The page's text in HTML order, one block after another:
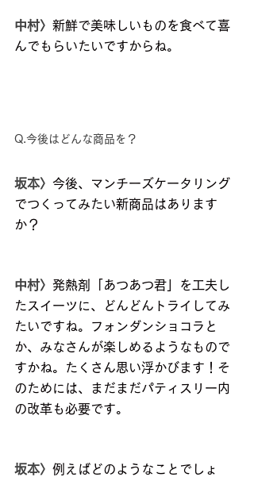
中村〉 新鮮で美味しいものを食べて喜
んでもらいたいですからね。
Q.今後はどんな商品を？
坂本〉 今後、マンチーズケータリング
でつくってみたい新商品はあります
か？
中村〉 発熱剤「あつあつ君」を工夫し
たスイーツに、どんどんトライしてみ
たいですね。フォンダンショコラと
か、みなさんが楽しめるようなもので
すかね。たくさん思い浮かびます！そ
のためには、まだまだパティスリー内
の改革も必要です。
坂本〉 例えばどのようなことでしょ